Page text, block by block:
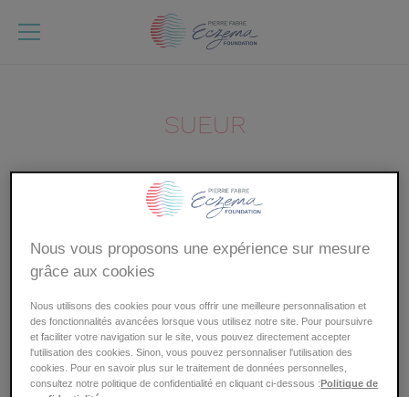
SUEUR
La sueur, ou sudation, est la réponse normale de
l’organisme à un excès de chaleur. La sudation peut
la dermatite atopique, la sueur (chaleur, efforts) est
souvent à l’origine de démangeaisons.
Ces termes pourraient aussi vous intéresser :
Nous vous proposons une expérience sur mesure
grâce aux cookies
Nous utilisons des cookies pour vous offrir une meilleure personnalisation et
des fonctionnalités avancées lorsque vous utilisez notre site. Pour poursuivre
et faciliter votre navigation sur le site, vous pouvez directement accepter
l'utilisation des cookies. Sinon, vous pouvez personnaliser l'utilisation des
cookies. Pour en savoir plus sur le traitement de données personnelles,
consultez notre politique de confidentialité en cliquant ci-dessous : Politique de